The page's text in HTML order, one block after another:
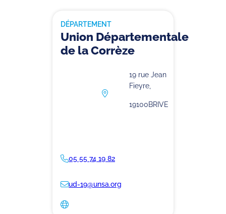
DÉPARTEMENT
Union Départementale
de la Corrèze
19 rue Jean
Fieyre,
19100BRIVE
05 55 74 19 82
ud-19@unsa.org